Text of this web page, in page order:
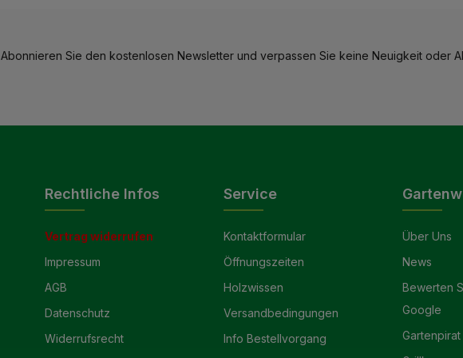
Abonnieren Sie den kostenlosen Newsletter und verpassen Sie keine Neuigkeit oder
Rechtliche Infos
Vertrag widerrufen
Impressum
AGB
Datenschutz
Widerrufsrecht
Service
Kontaktformular
Öffnungszeiten
Holzwissen
Versandbedingungen
Info Bestellvorgang
Über Uns
News
Bewerten
Google
Gartenpirat